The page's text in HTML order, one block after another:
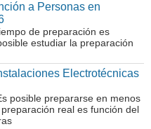
a Personas en
de preparación es
estudiar la preparación
Electrotécnicas
posible prepararse en menos
real es función del